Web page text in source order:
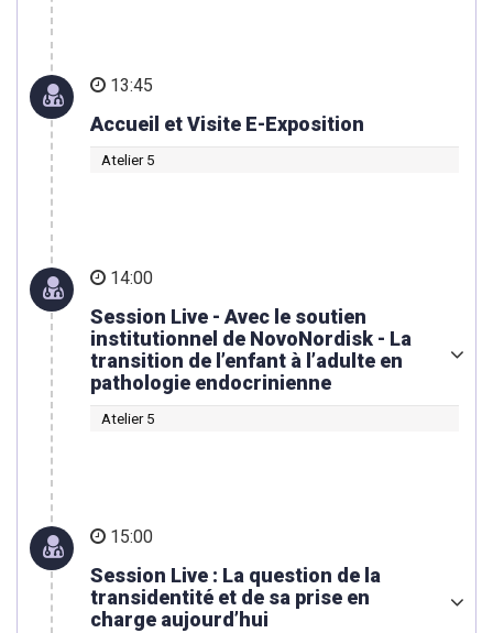
13:45
Accueil et Visite E-Exposition
Atelier 5
14:00
Session Live - Avec le soutien
institutionnel de NovoNordisk - La
transition de l’enfant à l’adulte en
pathologie endocrinienne
Atelier 5
15:00
Session Live : La question de la
transidentité et de sa prise en
charge aujourd’hui